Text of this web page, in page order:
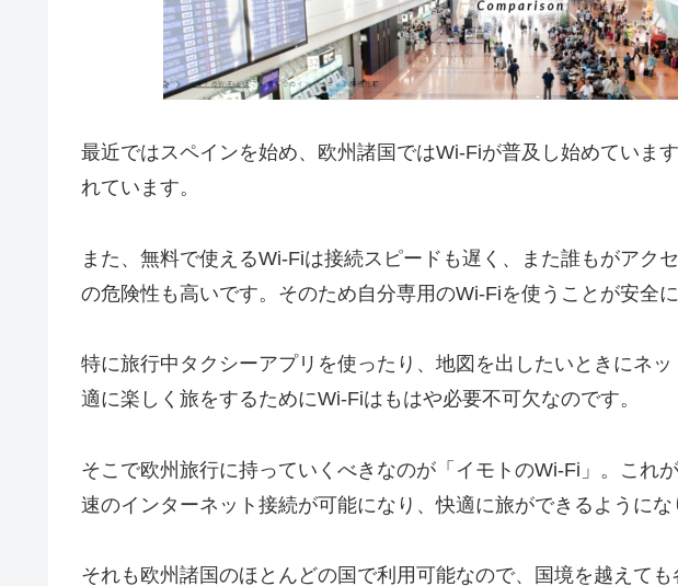
最近ではスペインを始め、欧州諸国ではWi-Fiが普及し始めていま
れています。
また、無料で使えるWi-Fiは接続スピードも遅く、また誰もがアク
の危険性も高いです。そのため自分専用のWi-Fiを使うことが安全
特に旅行中タクシーアプリを使ったり、地図を出したいときにネ
適に楽しく旅をするためにWi-Fiはもはや必要不可欠なのです。
そこで欧州旅行に持っていくべきなのが「イモトのWi-Fi」。これ
速のインターネット接続が可能になり、快適に旅ができるようにな
それも欧州諸国のほとんどの国で利用可能なので、国境を越えて